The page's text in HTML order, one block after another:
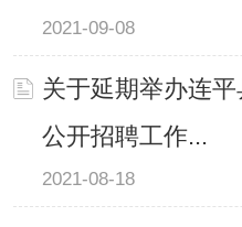
2021-09-08
关于延期举办连
公开招聘工作...
2021-08-18